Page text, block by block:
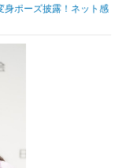
その他
身ポーズ披露！ネット感